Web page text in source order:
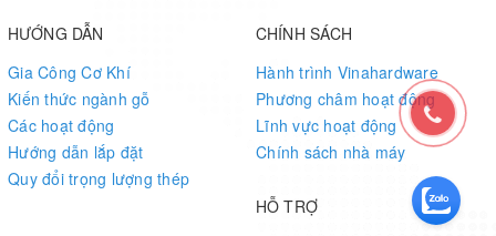
HƯỚNG DẪN
Gia Công Cơ Khí
Kiến thức ngành gỗ
Các hoạt động
Hướng dẫn lắp đặt
Quy đổi trọng lượng thép
CHÍNH SÁCH
Hành trình Vinahardware
Phương châm hoạt động
Lĩnh vực hoạt động
Chính sách nhà máy
HỖ TRỢ